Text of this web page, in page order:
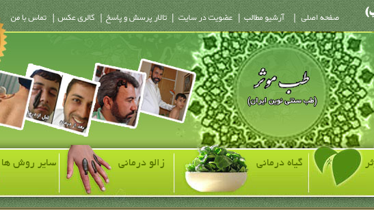
سایر روش ها زالو درمانی گیاه درمانی